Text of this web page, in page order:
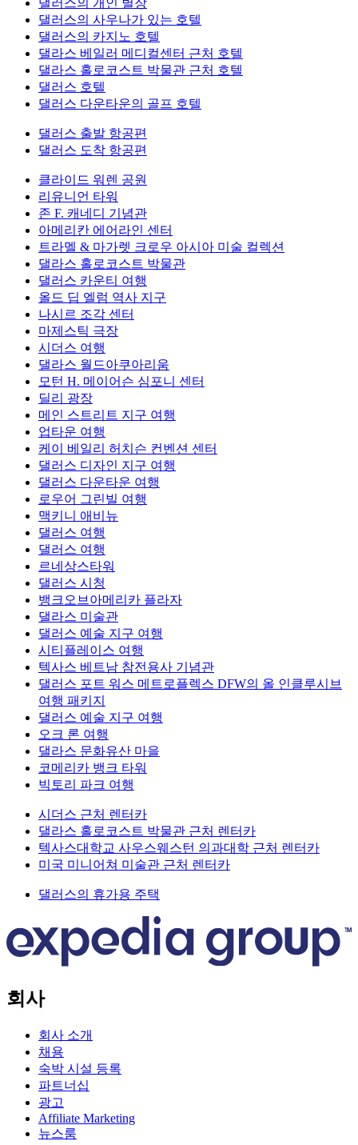
댈러스의 사우나가 있는 호텔
댈러스의 카지노 호텔
댈라스 베일러 메디컬센터 근처 호텔
댈라스 홀로코스트 박물관 근처 호텔
댈러스 호텔
댈러스 다운타운의 골프 호텔
댈러스 출발 항공편
댈러스 도착 항공편
클라이드 워렌 공원
리유니언 타워
존 F. 캐네디 기념관
아메리칸 에어라인 센터
트라멜 & 마가렛 크로우 아시아 미술 컬렉션
댈라스 홀로코스트 박물관
댈러스 카운티 여행
올드 딥 엘럼 역사 지구
나시르 조각 센터
마제스틱 극장
시더스 여행
댈라스 월드아쿠아리움
모턴 H. 메이어슨 심포니 센터
딜리 광장
메인 스트리트 지구 여행
업타운 여행
케이 베일리 허치슨 컨벤션 센터
댈러스 디자인 지구 여행
댈러스 다운타운 여행
로우어 그린빌 여행
맥키니 애비뉴
댈러스 여행
댈러스 여행
르네상스타워
댈러스 시청
뱅크오브아메리카 플라자
댈라스 미술관
댈러스 예술 지구 여행
시티플레이스 여행
텍사스 베트남 참전용사 기념관
댈러스 포트 워스 메트로플렉스 DFW의 올 인클루시브
여행 패키지
댈러스 예술 지구 여행
오크 론 여행
댈라스 문화유산 마을
코메리카 뱅크 타워
빅토리 파크 여행
시더스 근처 렌터카
댈라스 홀로코스트 박물관 근처 렌터카
텍사스대학교 사우스웨스턴 의과대학 근처 렌터카
미국 미니어쳐 미술관 근처 렌터카
댈러스의 휴가용 주택
회사
회사 소개
채용
숙박 시설 등록
파트너십
광고
Affiliate Marketing
뉴스룸